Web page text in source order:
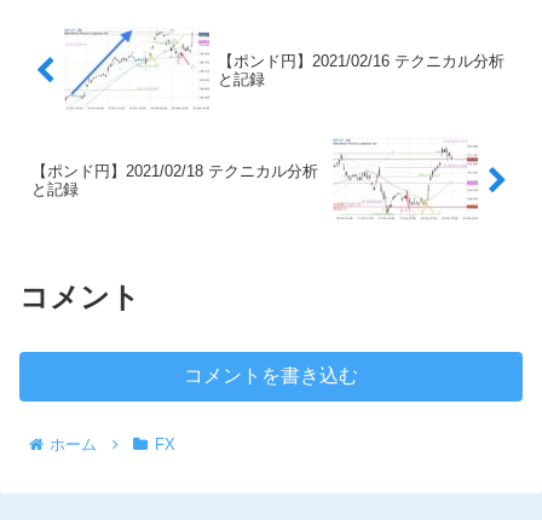
【ポンド円】2021/02/16 テクニカル分析
と記録
【ポンド円】2021/02/18 テクニカル分析
と記録
コメント
コメントを書き込む
ホーム FX